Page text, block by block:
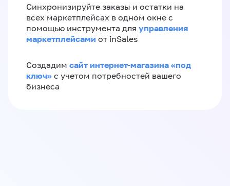
Синхронизируйте заказы и остатки на
всех маркетплейсах в одном окне с
помощью инструмента для управления
маркетплейсами от inSales
Создадим сайт интернет-магазина «под
ключ» с учетом потребностей вашего
бизнеса